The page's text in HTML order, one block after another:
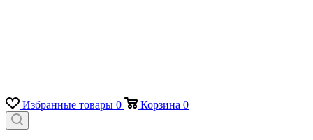
Избранные товары 0 Корзина 0